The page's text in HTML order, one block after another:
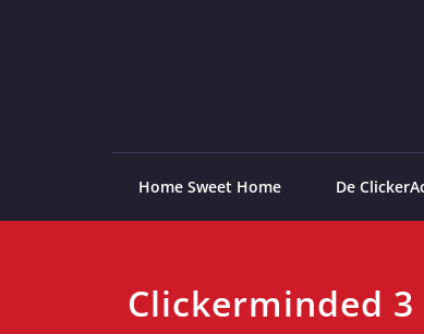
Home Sweet Home De
Clickerminded 3